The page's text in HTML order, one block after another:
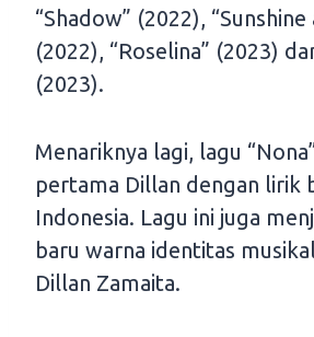
“Shadow” (2022),
(2022), “Roselina” (2023)
(2023).
Menariknya lagi, lagu
pertama Dillan dengan lirik
Indonesia. Lagu ini juga
baru warna identitas
Dillan Zamaita.